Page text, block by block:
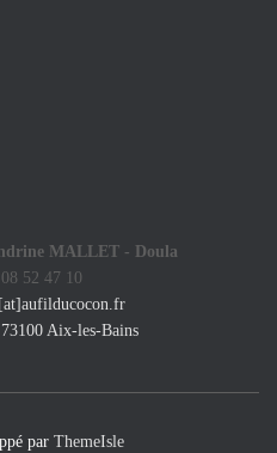
MALLET - Doula
52 47 10
Aix-les-Bains
par ThemeIsle